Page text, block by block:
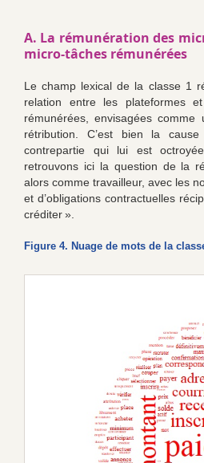
A. La rémunération des
micro-tâches rémunérées
Le champ lexical de la classe 1
relation entre les plateformes
rémunérées, envisagées
rétribution. C’est bien la
contrepartie qui lui est
retrouvons ici la question de la
alors comme travailleur, avec les
et d’obligations contractuelles
créditer ».
Figure 4. Nuage de mots de la